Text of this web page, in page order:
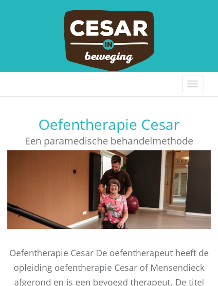
Toggle
Oefentherapie Cesar
Een paramedische behandelmethode
Oefentherapie Cesar De oefentherapeut heeft de
opleiding oefentherapie Cesar of Mensendieck
afgerond en is een bevoegd therapeut. De titel